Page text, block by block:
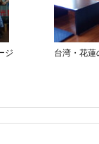
ジ 台湾・花